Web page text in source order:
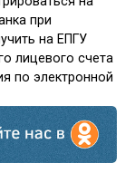
при
на ЕПГУ
лицевого счета
по электронной